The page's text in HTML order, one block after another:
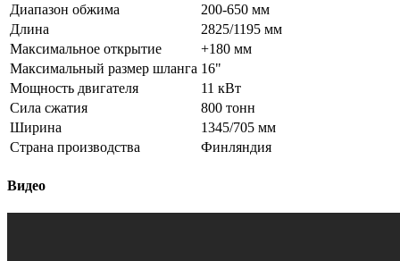
Диапазон обжима
200-650 мм
Длина
2825/1195 мм
Максимальное открытие
+180 мм
Максимальный размер шланга 16"
Мощность двигателя
11 кВт
Сила сжатия
800 тонн
Ширина
1345/705 мм
Страна производства
Финляндия
Видео